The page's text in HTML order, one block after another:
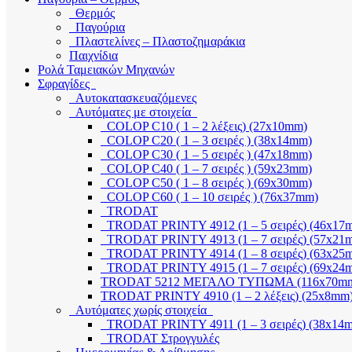
Θερμός
Παγούρια
Πλαστελίνες – Πλαστοζημαράκια
Παιχνίδια
Ρολά Ταμειακών Μηχανών
Σφραγίδες
Αυτοκατασκευαζόμενες
Αυτόματες με στοιχεία
COLOP C10 ( 1 – 2 λέξεις) (27x10mm)
COLOP C20 ( 1 – 3 σειρές ) (38x14mm)
COLOP C30 ( 1 – 5 σειρές ) (47x18mm)
COLOP C40 ( 1 – 7 σειρές ) (59x23mm)
COLOP C50 ( 1 – 8 σειρές ) (69x30mm)
COLOP C60 ( 1 – 10 σειρές ) (76x37mm)
TRODAT
TRODAT PRINTY 4912 (1 – 5 σειρές)
TRODAT PRINTY 4913 (1 – 7 σειρές)
TRODAT PRINTY 4914 (1 – 8 σειρές)
TRODAT PRINTY 4915 (1 – 7 σειρές)
TRODAT 5212 ΜΕΓΑΛΟ ΤΥΠΩΜΑ
TRODAT PRINTY 4910 (1 – 2 λέξεις)
Αυτόματες χωρίς στοιχεία
TRODAT PRINTY 4911 (1 – 3 σειρές)
TRODAT Στρογγυλές